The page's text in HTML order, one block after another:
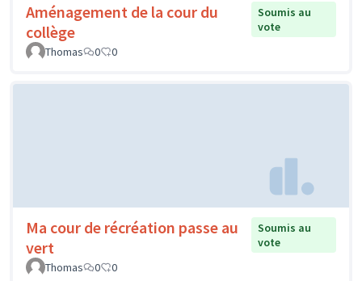
Aménagement de la cour du
collège
Soumis au
vote
Thomas
0 0
Ma cour de récréation passe au
vert
Soumis au
vote
Thomas
0 0